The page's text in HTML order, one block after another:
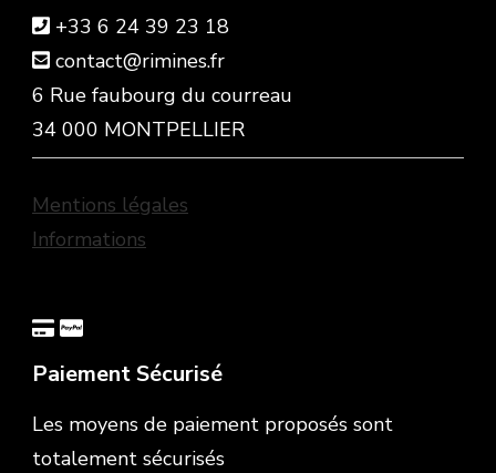
+33 6 24 39 23 18
contact@rimines.fr
6 Rue faubourg du courreau
34 000 MONTPELLIER
Mentions légales
Informations
Paiement Sécurisé
Les moyens de paiement proposés sont
totalement sécurisés